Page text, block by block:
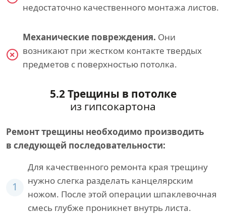
недостаточно качественного монтажа листов.
Механические повреждения. Они
возникают при жестком контакте твердых
предметов с поверхностью потолка.
5.2 Трещины в потолке
из гипсокартона
Ремонт трещины необходимо производить
в следующей последовательности:
1
Для качественного ремонта края трещину
нужно слегка разделать канцелярским
ножом. После этой операции шпаклевочная
смесь глубже проникнет внутрь листа.